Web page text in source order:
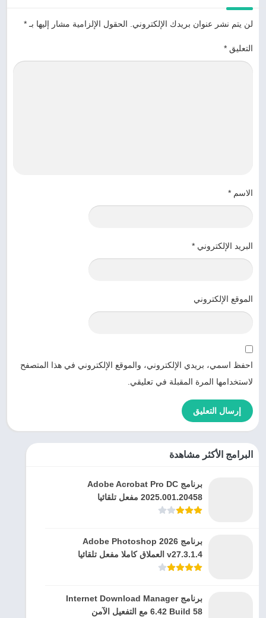
لن يتم نشر عنوان بريدك الإلكتروني. الحقول الإلزامية مشار إليها بـ *
التعليق *
الاسم *
البريد الإلكتروني *
الموقع الإلكتروني
احفظ اسمي، بريدي الإلكتروني، والموقع الإلكتروني في هذا المتصفح
لاستخدامها المرة المقبلة في تعليقي.
البرامج الأكثر مشاهدة
برنامج Adobe Acrobat Pro DC
2025.001.20458 مفعل تلقائيا
برنامج Adobe Photoshop 2026
v27.3.1.4 العملاق كاملا مفعل تلقائيا
برنامج Internet Download Manager
6.42 Build 58 مع التفعيل الآمن